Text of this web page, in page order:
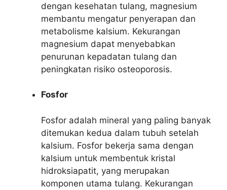
dengan kesehatan tulang, magnesium
membantu mengatur penyerapan dan
metabolisme kalsium. Kekurangan
magnesium dapat menyebabkan
penurunan kepadatan tulang dan
peningkatan risiko osteoporosis.
Fosfor
Fosfor adalah mineral yang paling banyak
ditemukan kedua dalam tubuh setelah
kalsium. Fosfor bekerja sama dengan
kalsium untuk membentuk kristal
hidroksiapatit, yang merupakan
komponen utama tulang. Kekurangan